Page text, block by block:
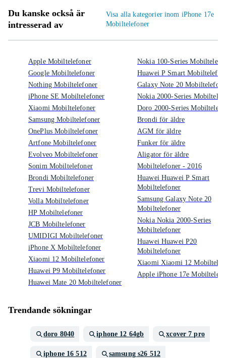
Du kanske också är
intresserad av
Visa alla kategorier inom iPhone 17e
Mobiltelefoner
Apple Mobiltelefoner
Google Mobiltelefoner
Nothing Mobiltelefoner
iPhone SE Mobiltelefoner
Xiaomi Mobiltelefoner
Samsung Mobiltelefoner
OnePlus Mobiltelefoner
Artfone Mobiltelefoner
Evolveo Mobiltelefoner
Sonim Mobiltelefoner
Brondi Mobiltelefoner
Trevi Mobiltelefoner
Volla Mobiltelefoner
HP Mobiltelefoner
JCB Mobiltelefoner
UMIDIGI Mobiltelefoner
iPhone X Mobiltelefoner
Xiaomi 12 Mobiltelefoner
Huawei P9 Mobiltelefoner
Huawei Mate 20 Mobiltelefoner
Nokia 100-Series
Huawei P Smart
Galaxy Note 20
Nokia 2000-Series
Doro 2000-Series
Brondi för äldre
AGM för äldre
Funker för äldre
Aligator för äldre
Mobiltelefoner - 2016
Huawei Huawei P Smart
Mobiltelefoner
Samsung Galaxy Note 20
Mobiltelefoner
Nokia Nokia 2000-Series
Mobiltelefoner
Huawei Huawei P20
Mobiltelefoner
Xiaomi Xiaomi 12
Apple iPhone 17e
Trendande sökningar
doro 8040 iphone 12 64gb xcover 7 pro
iphone 16 512 samsung s26 512